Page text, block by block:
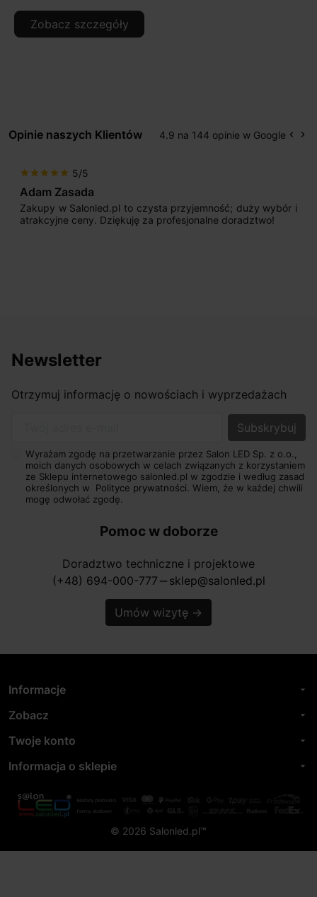
Zobacz szczegóły
Opinie naszych Klientów 4.9 na 144 opinie w Google keyboard_arrow_left keyboard_arrow_right
star star star star star 5/5
Adam Zasada
Zakupy w Salonled.pl to czysta przyjemność; duży wybór i
atrakcyjne ceny. Dziękuję za profesjonalne doradztwo!
Newsletter
Otrzymuj informację o nowościach i wyprzedażach
Wyrażam zgodę na przetwarzanie przez Salon LED Sp. z o.o.,
moich danych osobowych w celach związanych z korzystaniem
ze Sklepu internetowego salonled.pl w zgodzie i według zasad
określonych w Polityce prywatności. Wiem, że w każdej chwili
mogę odwołać zgodę.
Pomoc w doborze
Doradztwo techniczne i projektowe
(+48) 694-000-777 horizontal_rule sklep@salonled.pl
Umów wizytę →
Informacje arrow_drop_down
Zobacz arrow_drop_down
Twoje konto arrow_drop_down
Informacja o sklepie arrow_drop_down
© 2026 Salonled.pl™